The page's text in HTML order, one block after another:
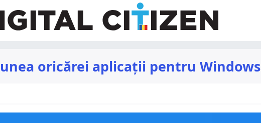
oricărei aplicații pentru Windows